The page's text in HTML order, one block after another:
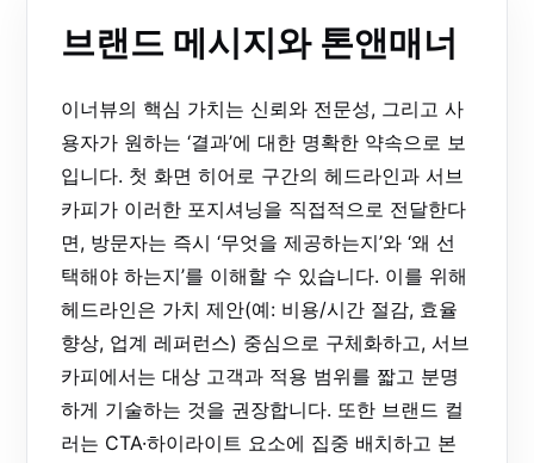
브랜드 메시지와 톤앤매너
이너뷰의 핵심 가치는 신뢰와 전문성, 그리고 사
용자가 원하는 ‘결과’에 대한 명확한 약속으로 보
입니다. 첫 화면 히어로 구간의 헤드라인과 서브
카피가 이러한 포지셔닝을 직접적으로 전달한다
면, 방문자는 즉시 ‘무엇을 제공하는지’와 ‘왜 선
택해야 하는지’를 이해할 수 있습니다. 이를 위해
헤드라인은 가치 제안(예: 비용/시간 절감, 효율
향상, 업계 레퍼런스) 중심으로 구체화하고, 서브
카피에서는 대상 고객과 적용 범위를 짧고 분명
하게 기술하는 것을 권장합니다. 또한 브랜드 컬
러는 CTA·하이라이트 요소에 집중 배치하고 본